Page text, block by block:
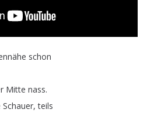
schon
Mitte nass.
Schauer,teils